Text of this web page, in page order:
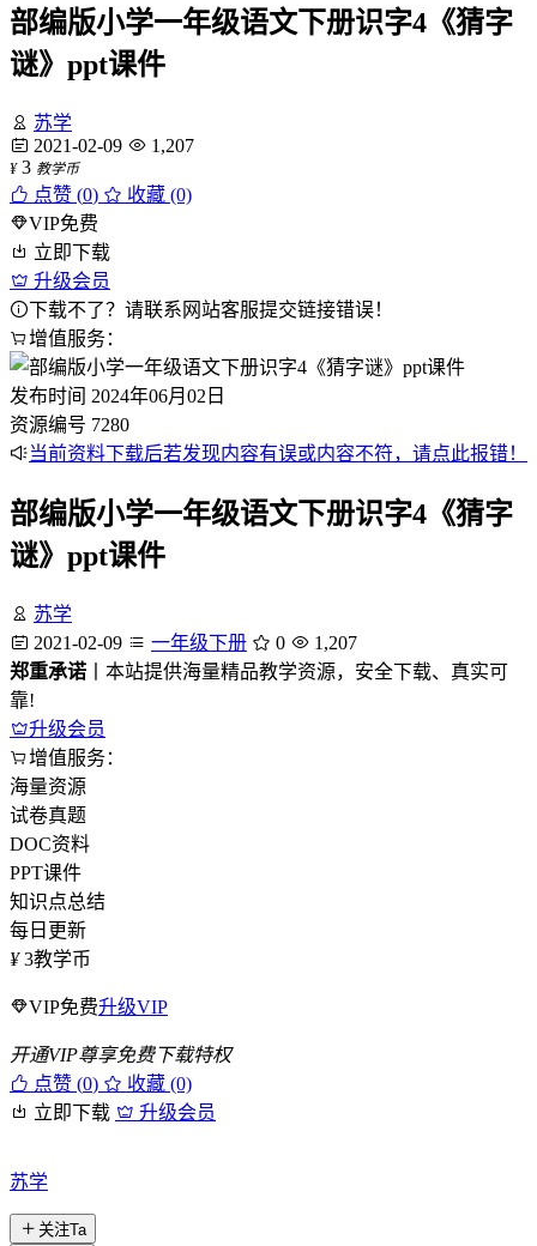
部编版小学一年级语文下册识字4《猜字
谜》ppt课件
苏学
2021-02-09
1,207
¥ 3 教学币
点赞 (0)
收藏 (0)
VIP免费
立即下载
升级会员
下载不了？请联系网站客服提交链接错误！
增值服务：
发布时间 2024年06月02日
资源编号 7280
当前资料下载后若发现内容有误或内容不符，请点此报错！
部编版小学一年级语文下册识字4《猜字
谜》ppt课件
苏学
2021-02-09
一年级下册 0
1,207
郑重承诺 丨本站提供海量精品教学资源，安全下载、真实可
靠!
升级会员
增值服务：
海量资源
试卷真题
DOC资料
PPT课件
知识点总结
每日更新
¥ 3教学币
VIP免费升级VIP
开通VIP尊享免费下载特权
点赞 (0)
收藏 (0)
立即下载
升级会员
苏学
关注Ta